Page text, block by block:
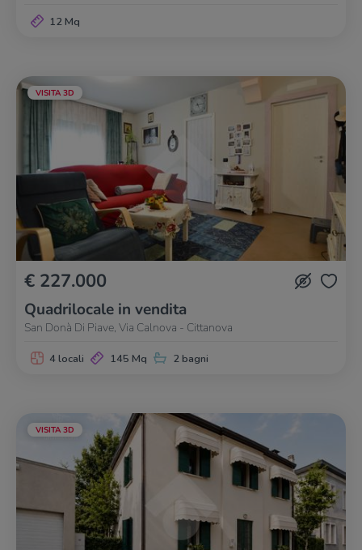
12 Mq
VISITA 3D
€ 227.000
Quadrilocale in vendita
San Donà Di Piave, Via Calnova - Cittanova
4 locali 145 Mq 2 bagni
VISITA 3D